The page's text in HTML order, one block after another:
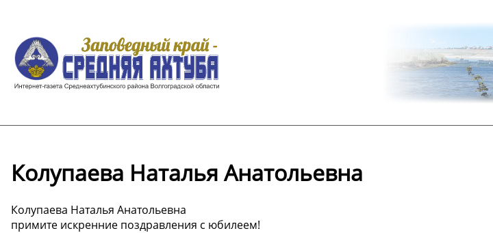
Колупаева Наталья Анатольевна
Колупаева Наталья Анатольевна
примите искренние поздравления с юбилеем!